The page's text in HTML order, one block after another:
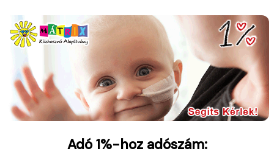
Adó 1%-hoz adószám: